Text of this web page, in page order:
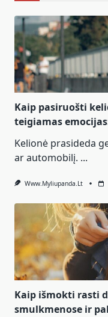
Kaip pasiruošti
teigiamas
Kelionė prasideda
ar automobilį. ...
Www.myliupanda.lt
Kaip išmokti rasti
smulkmenose ir